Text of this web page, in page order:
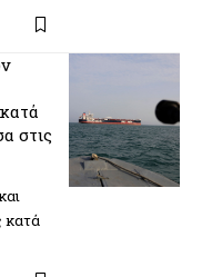
στις
κατά